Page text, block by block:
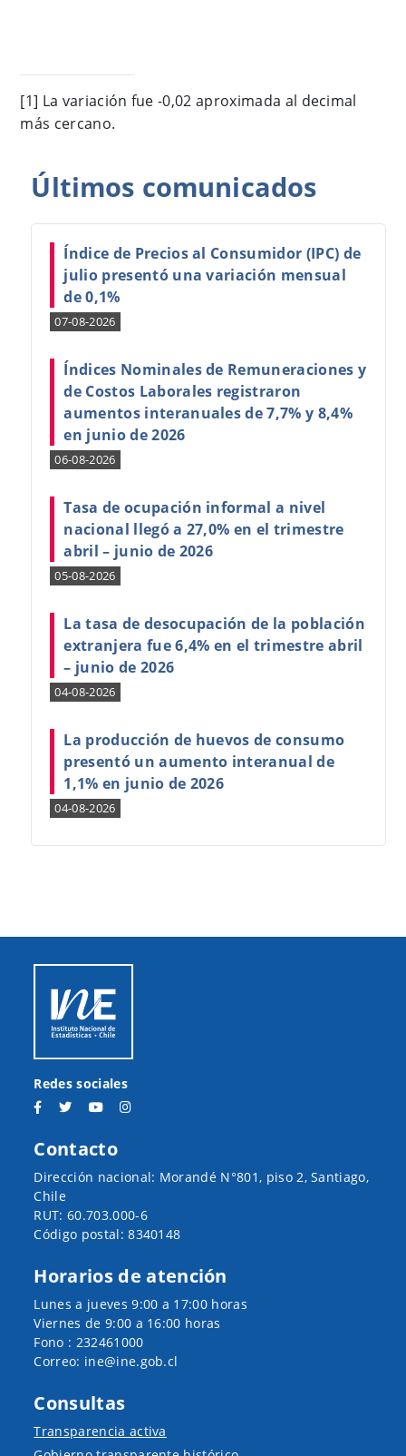
[1] La variación fue -0,02 aproximada al decimal
más cercano.
Últimos comunicados
Índice de Precios al Consumidor (IPC) de
julio presentó una variación mensual
de 0,1%
07-08-2026
Índices Nominales de Remuneraciones y
de Costos Laborales registraron
aumentos interanuales de 7,7% y 8,4%
en junio de 2026
06-08-2026
Tasa de ocupación informal a nivel
nacional llegó a 27,0% en el trimestre
abril – junio de 2026
05-08-2026
La tasa de desocupación de la población
extranjera fue 6,4% en el trimestre abril
– junio de 2026
04-08-2026
La producción de huevos de consumo
presentó un aumento interanual de
1,1% en junio de 2026
04-08-2026
Redes sociales
Contacto
Dirección nacional: Morandé N°801, piso 2, Santiago,
Chile
RUT: 60.703.000-6
Código postal: 8340148
Horarios de atención
Lunes a jueves 9:00 a 17:00 horas
Viernes de 9:00 a 16:00 horas
Fono : 232461000
Correo: ine@ine.gob.cl
Consultas
Transparencia activa